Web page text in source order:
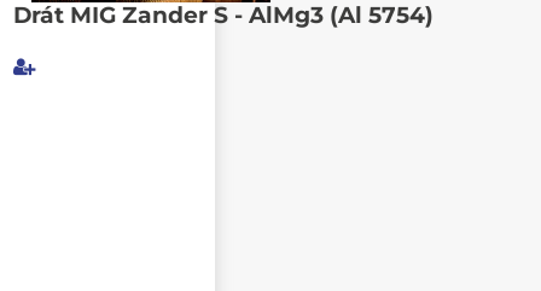
Drát MIG Zander S - AlMg3 (Al 5754)